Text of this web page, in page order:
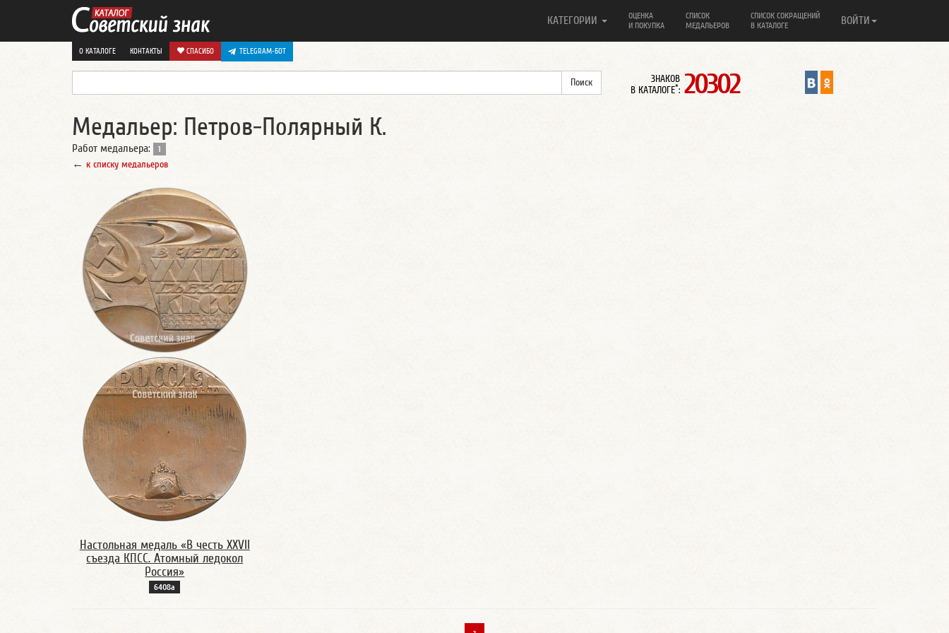
КАТЕГОРИИ
ОЦЕНКА
И ПОКУПКА
СПИСОК
МЕДАЛЬЕРОВ
СПИСОК СОКРАЩЕНИЙ
В КАТАЛОГЕ
ВОЙТИ
О КАТАЛОГЕ КОНТАКТЫ СПАСИБО TELEGRAM-БОТ
ЗНАКОВ
В КАТАЛОГЕ*: 20302
Медальер: Петров-Полярный К.
Работ медальера: 1
← к списку медальеров
Настольная медаль «В честь XXVII
съезда КПСС. Атомный ледокол
Россия»
6408а